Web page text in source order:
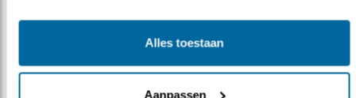
Alles toestaan
Aanpassen